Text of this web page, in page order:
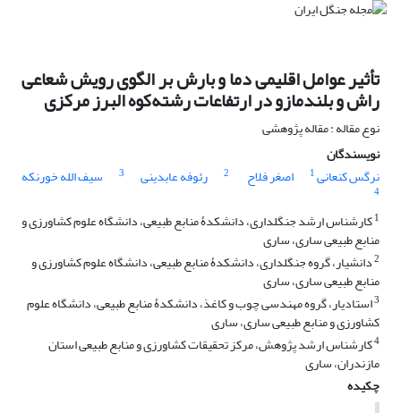
تأثیر عوامل اقلیمی دما و بارش بر الگوی رویش شعاعی
راش و بلند‌مازو در ارتفاعات رشته‌کوه البرز مرکزی
نوع مقاله : مقاله پژوهشی
نویسندگان
نرگس کنعانی1 اصغر فلاح 2 رئوفه عابدینی 3 سیف الله خورنکه
4
1کارشناس ارشد جنگلداری، دانشکدۀ منابع طبیعی، دانشگاه علوم کشاورزی و
منابع طبیعی ساری، ساری
2دانشیار، گروه جنگلداری، دانشکدۀ منابع طبیعی، دانشگاه علوم کشاورزی و
منابع طبیعی ساری، ساری
3استادیار، گروه مهندسی چوب و کاغذ، دانشکدۀ منابع طبیعی، دانشگاه علوم
کشاورزی و منابع طبیعی ساری، ساری
4کارشناس ارشد پژوهش، مرکز تحقیقات کشاورزی و منابع طبیعی استان
مازندران، ساری
چکیده